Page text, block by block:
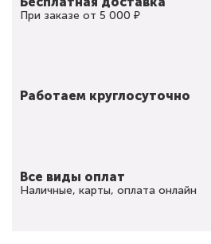
При заказе от 5 000 ₽
Работаем круглосуточно
Все виды оплат
Наличные, карты, оплата онлайн